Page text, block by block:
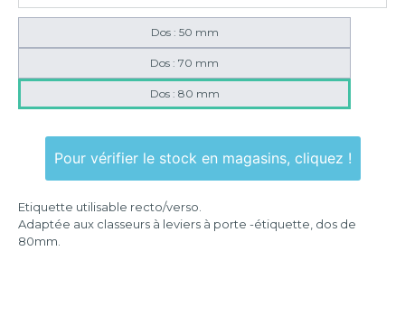
Dos : 50 mm
Dos : 70 mm
Dos : 80 mm
Pour vérifier le stock en magasins, cliquez !
Etiquette utilisable recto/verso.
Adaptée aux classeurs à leviers à porte -étiquette, dos de
80mm.